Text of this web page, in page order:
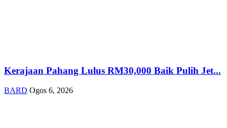
Kerajaan Pahang Lulus RM30,000 Baik Pulih Jet...
BARD Ogos 6, 2026